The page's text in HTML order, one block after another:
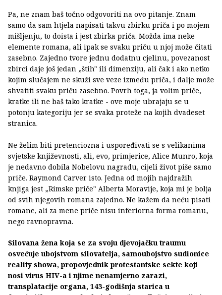
Pa, ne znam baš točno odgovoriti na ovo pitanje. Znam
samo da sam htjela napisati takvu zbirku priča i po mojem
mišljenju, to doista i jest zbirka priča. Možda ima neke
elemente romana, ali ipak se svaku priču u njoj može čitati
zasebno. Zajedno tvore jednu dodatnu cjelinu, povezanost
zbirci daje još jedan „štih" ili dimenziju, ali čak i ako netko
kojim slučajem ne skuži sve veze između priča, i dalje može
shvatiti svaku priču zasebno. Povrh toga, ja volim priče,
kratke ili ne baš tako kratke - ove moje ubrajaju se u
potonju kategoriju jer se svaka proteže na kojih dvadeset
stranica.
Ne želim biti pretenciozna i uspoređivati se s velikanima
svjetske književnosti, ali, evo, primjerice, Alice Munro, koja
je nedavno dobila Nobelovu nagradu, cijeli život piše samo
priče. Raymond Carver isto. Jedna od mojih najdražih
knjiga jest „Rimske priče" Alberta Moravije, koja mi je bolja
od svih njegovih romana zajedno. Ne kažem da neću pisati
romane, ali za mene priče nisu inferiorna forma romanu,
nego ravnopravna.
Silovana žena koja se za svoju djevojačku traumu
osvećuje ubojstvom silovatelja, samoubojstvo sudionice
reality showa, propovjednik protestantske sekte koji
nosi virus HIV-a i njime nenamjerno zarazi,
transplatacije organa, 143-godišnja starica u